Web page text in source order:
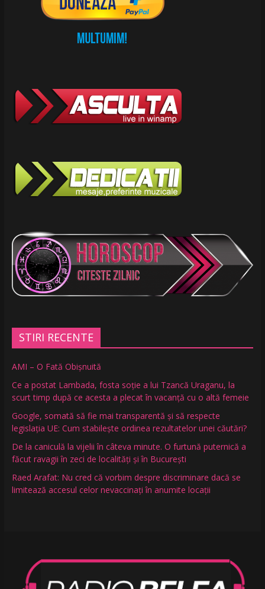
STIRI RECENTE
AMI – O Fată Obişnuită
Ce a postat Lambada, fosta soție a lui Tzancă Uraganu, la
scurt timp după ce acesta a plecat în vacanță cu o altă femeie
Google, somată să fie mai transparentă și să respecte
legislația UE: Cum stabilește ordinea rezultatelor unei căutări?
De la caniculă la vijelii în câteva minute. O furtună puternică a
făcut ravagii în zeci de localități și în București
Raed Arafat: Nu cred că vorbim despre discriminare dacă se
limitează accesul celor nevaccinați în anumite locații